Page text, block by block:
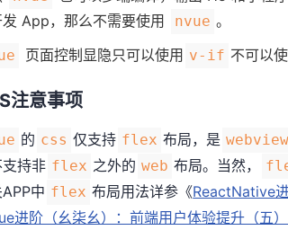
发 App，那么不需要使用
nvue 。
页面控制显隐只可以使用 v-if 不可以
注意事项
的 css 仅支持 flex 布局，是
持非 flex 之外的 web 布局。当然，
中 flex 布局用法详参《ReactNative
进阶（幺柒幺）：前端用户体验提升（五